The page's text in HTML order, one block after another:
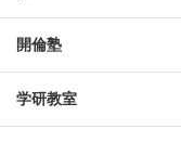
開倫塾
学研教室